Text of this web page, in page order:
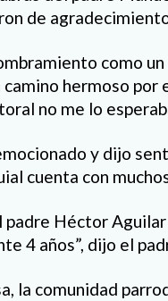
de
como
hermoso
no me lo
y dijo
cuenta con
padre Héctor
4 años”, dijo el
la comunidad